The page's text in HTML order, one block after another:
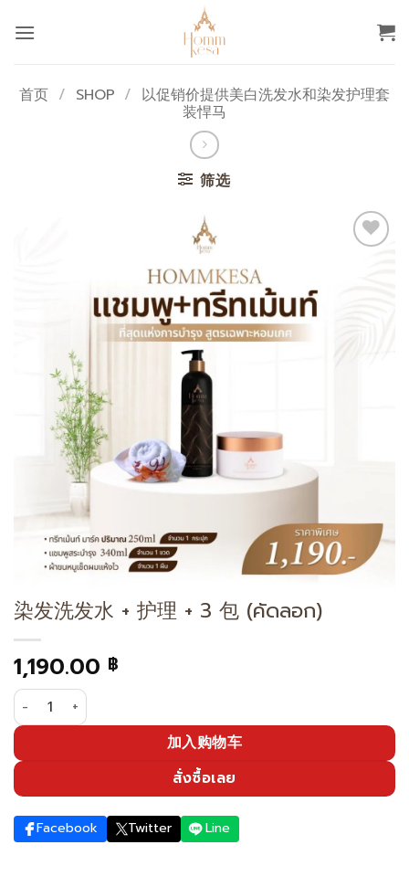
首页 / SHOP / 以促销价提供美白洗发水和染发护理套
装悍马
筛选
染发洗发水 + 护理 + 3 包 (คัดลอก)
1,190.00 ฿
染发洗发水 + 护理 + 3 包 (คัดลอก) 数量
加入购物车
สั่งซื้อเลย
Facebook Twitter Line